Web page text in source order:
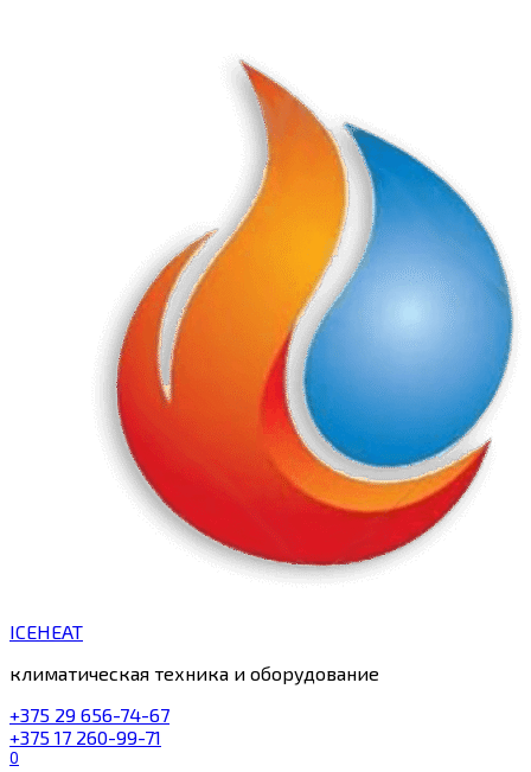
ICEHEAT
климатическая техника и оборудование
+375 29 656-74-67
+375 17 260-99-71
0